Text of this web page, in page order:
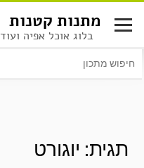
לתוכן
מתנות קטנות
בלוג אוכל אפיה ועוד
תגית: יוגורט